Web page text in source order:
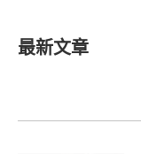
最新文章